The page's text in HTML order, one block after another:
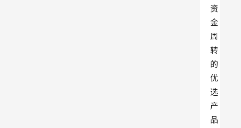
资
金
周
转
的
优
选
产
品